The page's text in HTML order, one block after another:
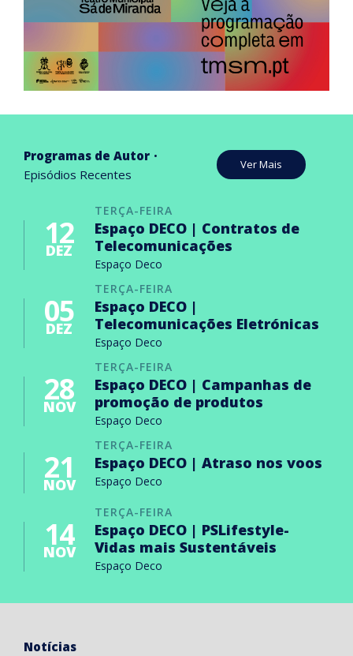
Programas de Autor
Episódios Recentes
Ver Mais
TERÇA-FEIRA
12
DEZ
Espaço DECO | Contratos de
Telecomunicações
Espaço Deco
TERÇA-FEIRA
05
DEZ
Espaço DECO |
Telecomunicações Eletrónicas
Espaço Deco
TERÇA-FEIRA
28
NOV
Espaço DECO | Campanhas de
promoção de produtos
Espaço Deco
TERÇA-FEIRA
21
NOV
Espaço DECO | Atraso nos voos
Espaço Deco
TERÇA-FEIRA
14
NOV
Espaço DECO | PSLifestyle-
Vidas mais Sustentáveis
Espaço Deco
Notícias